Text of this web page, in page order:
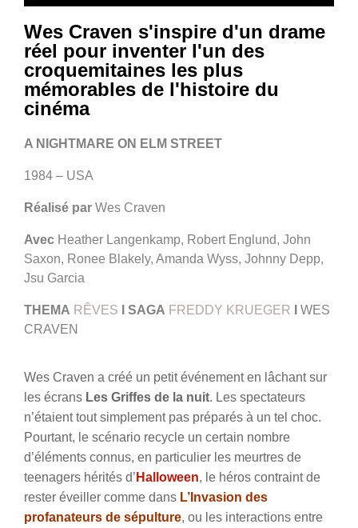
Wes Craven s'inspire d'un drame
réel pour inventer l'un des
croquemitaines les plus
mémorables de l'histoire du
cinéma
A NIGHTMARE ON ELM STREET
1984 – USA
Réalisé par Wes Craven
Avec Heather Langenkamp, Robert Englund, John
Saxon, Ronee Blakely, Amanda Wyss, Johnny Depp,
Jsu Garcia
THEMA RÊVES SAGA FREDDY KRUEGER
WES
CRAVEN
Wes Craven a créé un petit événement en lâchant sur
les écrans Les Griffes de la nuit. Les spectateurs
n’étaient tout simplement pas préparés à un tel choc.
Pourtant, le scénario recycle un certain nombre
d’éléments connus, en particulier les meurtres de
teenagers hérités d’ Halloween, le héros contraint de
rester éveiller comme dans L’Invasion des
profanateurs de sépulture, ou les interactions entre